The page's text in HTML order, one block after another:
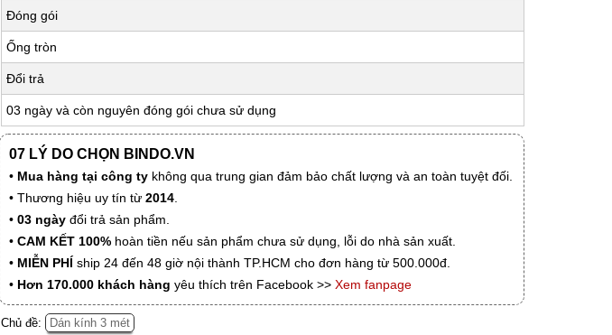
Đóng gói
Ống tròn
Đổi trả
03 ngày và còn nguyên đóng gói chưa sử dụng
07 LÝ DO CHỌN BINDO.VN
• Mua hàng tại công ty không qua trung gian đảm bảo chất lượng và an toàn tuyệt đối.
• Thương hiệu uy tín từ 2014
• 03 ngày đổi trả sản phẩm.
• CAM KẾT 100% hoàn tiền nếu sản phẩm chưa sử dụng, lỗi do nhà sản xuất.
• MIỄN PHÍ ship 24 đến 48 giờ nội thành TP.HCM cho đơn hàng từ 500.000đ.
• Hơn 170.000 khách hàng yêu thích trên Facebook >> Xem fanpage
Chủ đề: Dán kính 3 mét